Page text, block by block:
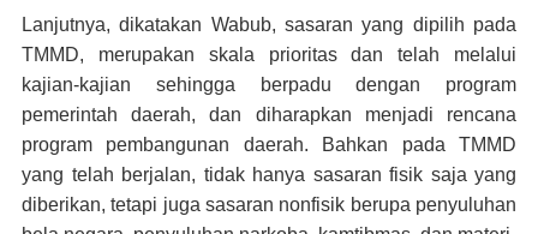
Lanjutnya, dikatakan Wabub, sasaran yang dipilih pada
TMMD, merupakan skala prioritas dan telah melalui
kajian-kajian sehingga berpadu dengan program
pemerintah daerah, dan diharapkan menjadi rencana
program pembangunan daerah. Bahkan pada TMMD
yang telah berjalan, tidak hanya sasaran fisik saja yang
diberikan, tetapi juga sasaran nonfisik berupa penyuluhan